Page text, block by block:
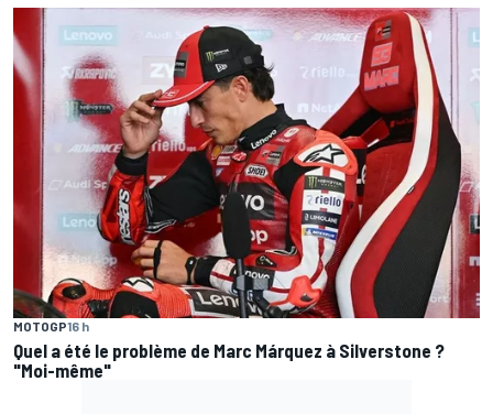
MOTOGP16 h
Quel a été le problème de Marc Márquez à Silverstone ?
"Moi-même"